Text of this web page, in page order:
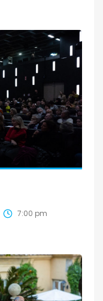
7:00 pm